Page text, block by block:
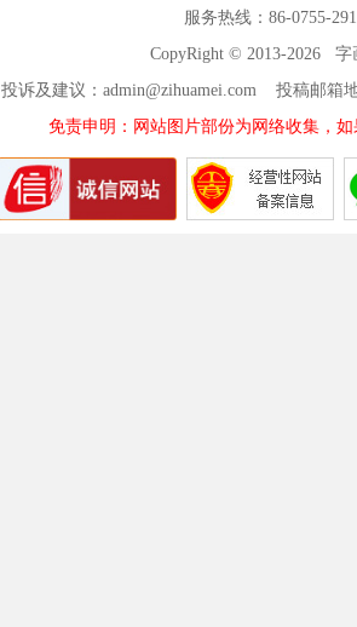
服务热线：86-0755-
CopyRight © 2013-2026 字
投诉及建议：admin@zihuamei.com 投稿邮
免责申明：网站图片部份为网络收集，